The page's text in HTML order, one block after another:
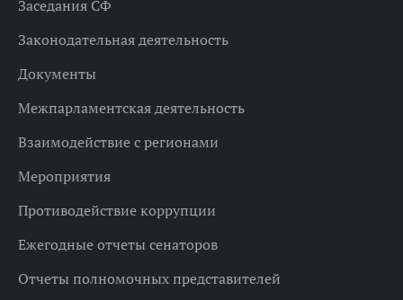
Заседания СФ
Законодательная деятельность
Документы
Межпарламентская деятельность
Взаимодействие с регионами
Мероприятия
Противодействие коррупции
Ежегодные отчеты сенаторов
Отчеты полномочных представителей